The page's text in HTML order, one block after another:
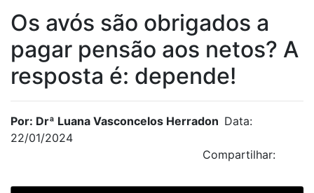
Os avós são obrigados a
pagar pensão aos netos? A
resposta é: depende!
Por: Drª Luana Vasconcelos Herradon Data:
22/01/2024
Compartilhar: